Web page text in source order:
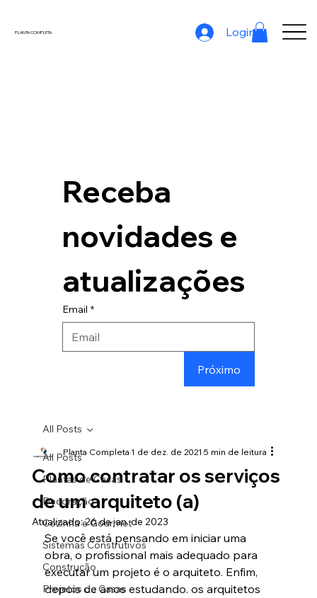
PLANTA COMPLETA Login
Receba
novidades e
atualizações
Email *
Próximo
All Posts
Plantas de Casas
Decoração
Cozinha e Gourmet
Sistemas Construtivos
Construção
Projetos de Casas
All Posts
Como contratar os serviços
de um arquiteto (a)
Planta Completa1 de dez. de 2021 5 min de leitura
Atualizado:26 de jan. de 2023
Se você está pensando em iniciar uma
obra, o profissional mais adequado para
executar um projeto é o arquiteto. Enfim,
depois de anos estudando. os arquitetos